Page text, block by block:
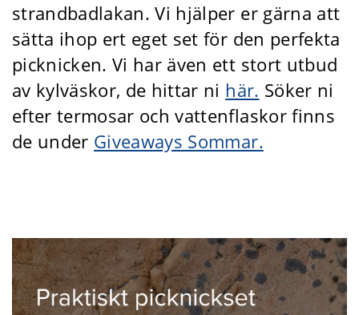
strandbadlakan. Vi hjälper er gärna att
sätta ihop ert eget set för den perfekta
picknicken. Vi har även ett stort utbud
av kylväskor, de hittar ni här. Söker ni
efter termosar och vattenflaskor finns
de under Giveaways Sommar.